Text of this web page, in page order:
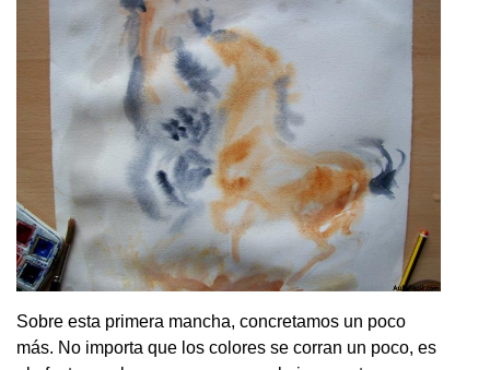
Sobre esta primera mancha, concretamos un poco
más. No importa que los colores se corran un poco, es